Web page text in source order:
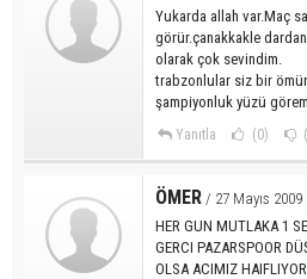
Yukarda allah var.Maç
görür.çanakkakle
olarak çok sevindim.
trabzonlular siz bir
şampiyonluk yüzü
Yanıtla (0)
ÖMER / 27 Mayıs
HER GUN MUTLAKA 1
GERCI PAZARSPOOR
OLSA ACIMIZ